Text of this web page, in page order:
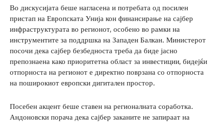
Во дискусијата беше нагласена и потребата од посилен
пристап на Европската Унија кон финансирање на сајбер
инфраструктурата во регионот, особено во рамки на
инструментите за поддршка на Западен Балкан. Министерот
посочи дека сајбер безбедноста треба да биде јасно
препознаена како приоритетна област за инвестиции, бидејќи
отпорноста на регионот е директно поврзана со отпорноста
на поширокиот европски дигитален простор.
Посебен акцент беше ставен на регионалната соработка.
Андоновски порача дека сајбер заканите не запираат на